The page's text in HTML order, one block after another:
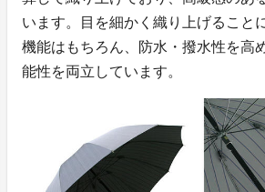
います。目を細かく織り上げること
機能はもちろん、防水・撥水性を高
能性を両立しています。